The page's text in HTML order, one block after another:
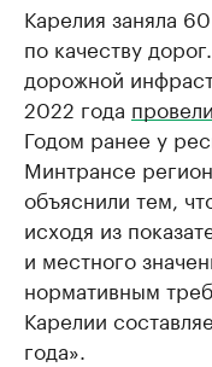
Карелия заняла
по качеству
дорожной
2022 года провели
Годом ранее у
Минтрансе
объяснили тем,
исходя из
и местного
нормативным
Карелии
года».